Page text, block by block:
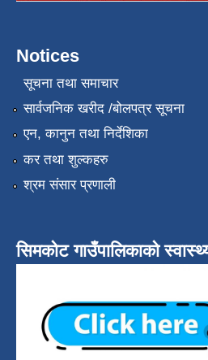
Notices
सूचना तथा समाचार
सार्वजनिक खरीद /बोलपत्र सूचना
एन, कानुन तथा निर्देशिका
कर तथा शुल्कहरु
श्रम संसार प्रणाली
सिमकोट गाउँपालिकाको